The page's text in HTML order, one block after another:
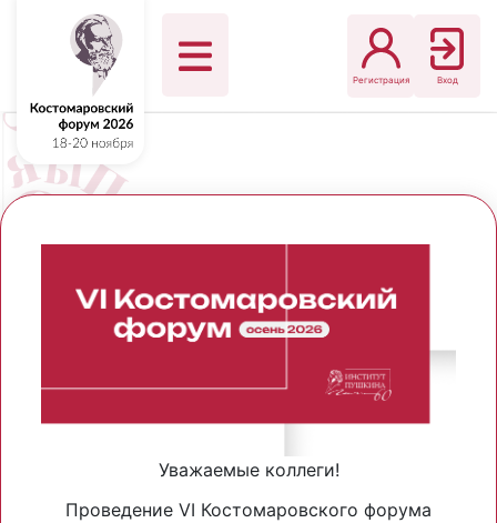
Регистрация Вход
Уважаемые коллеги!
Проведение VI Костомаровского форума